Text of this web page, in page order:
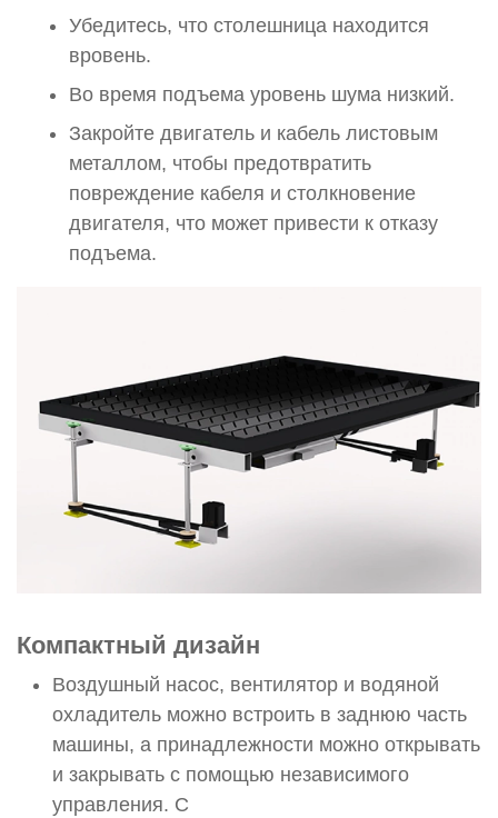
Убедитесь, что столешница находится
вровень.
Во время подъема уровень шума низкий.
Закройте двигатель и кабель листовым
металлом, чтобы предотвратить
повреждение кабеля и столкновение
двигателя, что может привести к отказу
подъема.
Компактный дизайн
Воздушный насос, вентилятор и водяной
охладитель можно встроить в заднюю часть
машины, а принадлежности можно открывать
и закрывать с помощью независимого
управления. С